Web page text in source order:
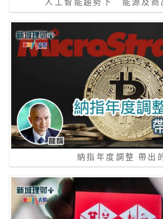
納指年度調整 帶出